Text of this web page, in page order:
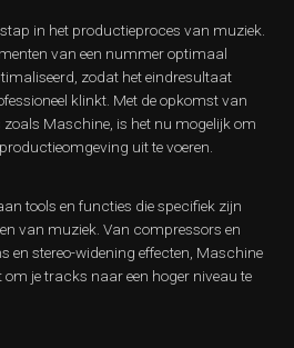
in het productieproces van muziek.
van een nummer optimaal
zodat het eindresultaat
klinkt. Met de opkomst van
Maschine, is het nu mogelijk om
uit te voeren.
tools en functies die specifiek zijn
van muziek. Van compressors en
en stereo-widening effecten, Maschine
om je tracks naar een hoger niveau te